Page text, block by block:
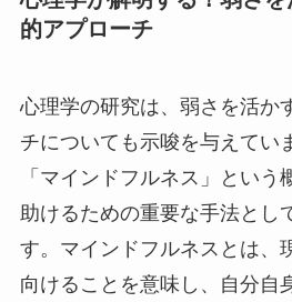
的アプローチ
心理学の研究は、弱さを活か
チについても示唆を与えてい
「マインドフルネス」という
助けるための重要な手法とし
す。マインドフルネスとは、
向けることを意味し、自分自